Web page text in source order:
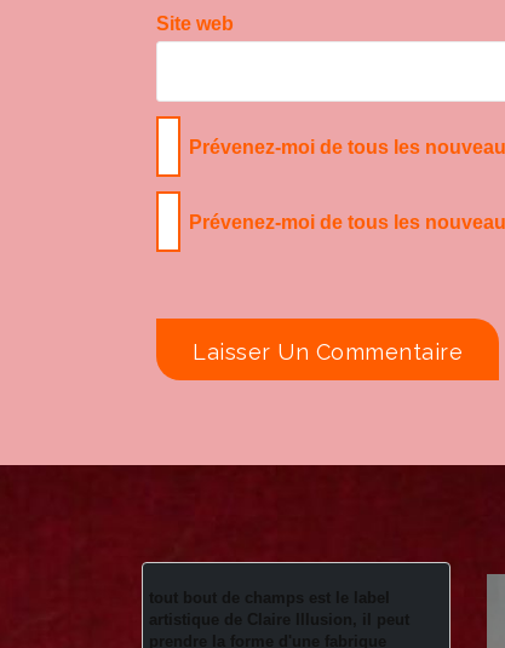
Site web
Prévenez-moi de tous les
Prévenez-moi de tous les
tout bout de champs est le label
artistique de Claire Illusion, il peut
prendre la forme d'une fabrique